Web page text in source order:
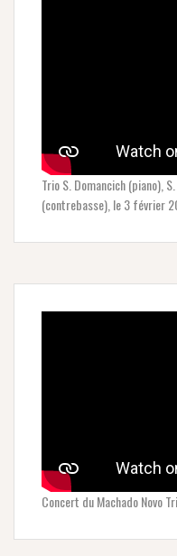
Trio S. Domancich (piano),
(contrebasse), le 3 février
Concert du Machado Novo